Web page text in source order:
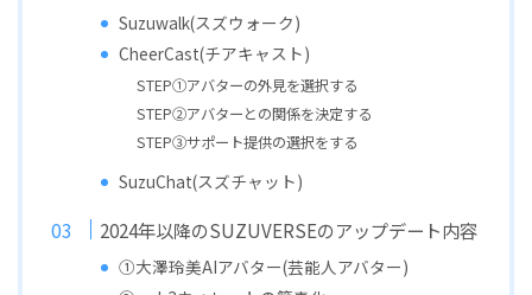
Suzuwalk(スズウォーク)
CheerCast(チアキャスト)
STEP①アバターの外見を選択する
STEP②アバターとの関係を決定する
STEP③サポート提供の選択をする
SuzuChat(スズチャット)
2024年以降のSUZUVERSEのアップデート内容
①大澤玲美AIアバター(芸能人アバター)